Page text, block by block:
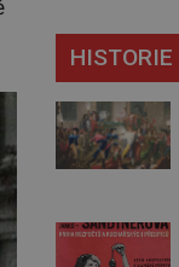
HISTORIE